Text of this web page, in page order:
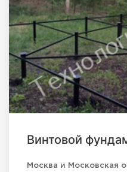
Винтовой
Москва и Московская